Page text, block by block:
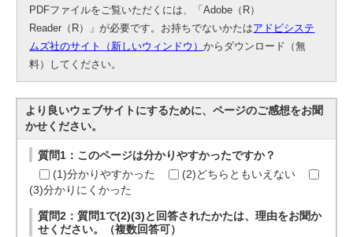
PDFファイルをご覧いただくには、「Adobe（R）
Reader（R）」が必要です。お持ちでないかたはアドビシステ
ムズ社のサイト（新しいウィンドウ）からダウンロード（無
料）してください。
より良いウェブサイトにするために、ページのご感想をお聞
かせください。
質問1：このページは分かりやすかったですか？
(1)分かりやすかった
(2)どちらともいえない
(3)分かりにくかった
質問2：質問1で(2)(3)と回答されたかたは、理由をお聞か
せください。（複数回答可）